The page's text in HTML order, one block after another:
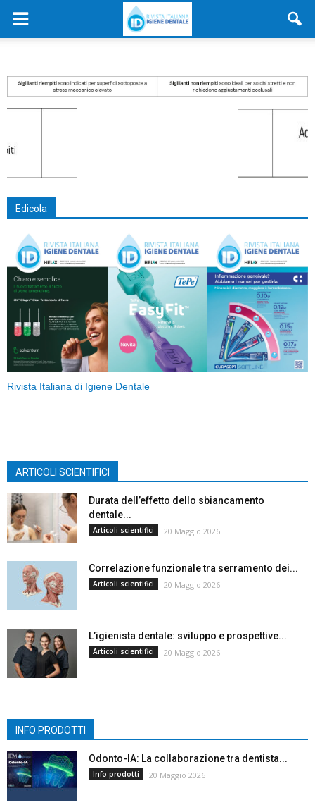
Edicola
Rivista Italiana di Igiene Dentale
ARTICOLI SCIENTIFICI
Durata dell’effetto dello sbiancamento
dentale...
Articoli scientifici 20 Maggio 2026
Correlazione funzionale tra serramento dei...
Articoli scientifici 20 Maggio 2026
L’igienista dentale: sviluppo e prospettive...
Articoli scientifici 20 Maggio 2026
INFO PRODOTTI
Odonto-IA: La collaborazione tra dentista...
Info prodotti 20 Maggio 2026